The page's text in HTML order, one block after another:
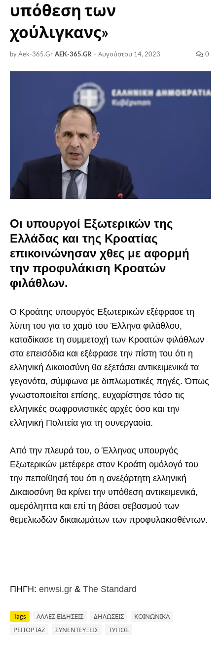
υπόθεση των
χούλιγκανς»
by Aek-365.Gr AEK-365.GR - Αυγούστου 14, 2023 0
Οι υπουργοί Εξωτερικών της
Ελλάδας και της Κροατίας
επικοινώνησαν χθες με αφορμή
την προφυλάκιση Κροατών
φιλάθλων.
Ο Κροάτης υπουργός Εξωτερικών εξέφρασε τη
λύπη του για το χαμό του Έλληνα φιλάθλου,
καταδίκασε τη συμμετοχή των Κροατών φιλάθλων
στα επεισόδια και εξέφρασε την πίστη του ότι η
ελληνική Δικαιοσύνη θα εξετάσει αντικειμενικά τα
γεγονότα, σύμφωνα με διπλωματικές πηγές. Όπως
γνωστοποιείται επίσης, ευχαρίστησε τόσο τις
ελληνικές σωφρονιστικές αρχές όσο και την
ελληνική Πολιτεία για τη συνεργασία.
Από την πλευρά του, ο Έλληνας υπουργός
Εξωτερικών μετέφερε στον Κροάτη ομόλογό του
την πεποίθησή του ότι η ανεξάρτητη ελληνική
Δικαιοσύνη θα κρίνει την υπόθεση αντικειμενικά,
αμερόληπτα και επί τη βάσει σεβασμού των
θεμελιωδών δικαιωμάτων των προφυλακισθέντων.
ΠΗΓΗ: enwsi.gr & The Standard
Tags ΑΛΛΕΣ ΕΙΔΗΣΕΙΣ ΔΗΛΩΣΕΙΣ
ΚΟΙΝΩΝΙΚΑ
ΡΕΠΟΡΤΑΖ
ΣΥΝΕΝΤΕΥΞΕΙΣ ΤΥΠΟΣ